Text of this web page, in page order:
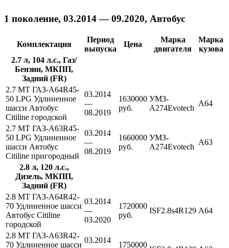
1 поколение, 03.2014 — 09.2020, Автобус
Комплектация
Период
выпуска
Цена
Марка
двигателя
Марка
кузова
2.7 л, 104 л.с., Газ/
Бензин, МКПП,
Задний (FR)
2.7 MT ГАЗ-A64R45-
50 LPG Удлиненное
шасси Автобус
Citiline городской
03.2014
—
08.2019
1630000
руб.
УМЗ-
А274Evotech
A64
2.7 MT ГАЗ-A63R45-
50 LPG Удлиненное
шасси Автобус
Citiline пригородный
03.2014
—
08.2019
1660000
руб.
УМЗ-
А274Evotech
A63
2.8 л, 120 л.с.,
Дизель, МКПП,
Задний (FR)
2.8 MT ГАЗ-A64R42-
70 Удлиненное шасси
Автобус Citiline
городской
03.2014
—
03.2020
1720000
руб.
ISF2.8s4R129 A64
2.8 MT ГАЗ-A63R42-
70 Удлиненное шасси
03.2014
1750000